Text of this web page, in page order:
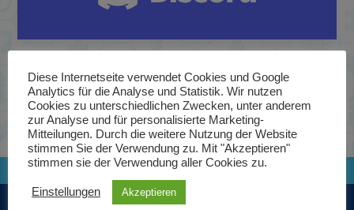
17,99€ Nicht vorrätig
Diese Internetseite verwendet Cookies und Google
Analytics für die Analyse und Statistik. Wir nutzen
Cookies zu unterschiedlichen Zwecken, unter anderem
zur Analyse und für personalisierte Marketing-
Mitteilungen. Durch die weitere Nutzung der Website
stimmen Sie der Verwendung zu. Mit "Akzeptieren"
stimmen sie der Verwendung aller Cookies zu.
Einstellungen Akzeptieren